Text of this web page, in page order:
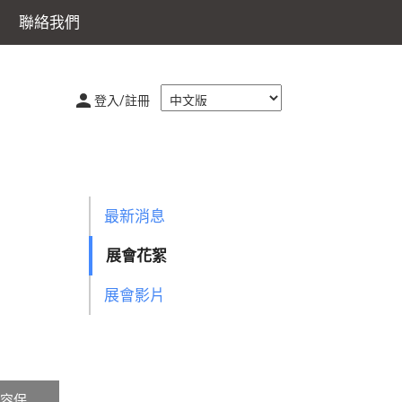
聯絡我們
登入/註冊
最新消息
展會花絮
展會影片